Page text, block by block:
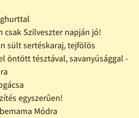
csak Szilveszter napján jó!
sült sertéskaraj, tejfölös
öntött tésztával, savanyúsággal -
egyszerûen!
Módra